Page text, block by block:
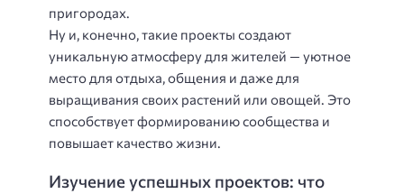
пригородах.
Ну и, конечно, такие проекты создают
уникальную атмосферу для жителей — уютное
место для отдыха, общения и даже для
выращивания своих растений или овощей. Это
способствует формированию сообщества и
повышает качество жизни.
Изучение успешных проектов: что